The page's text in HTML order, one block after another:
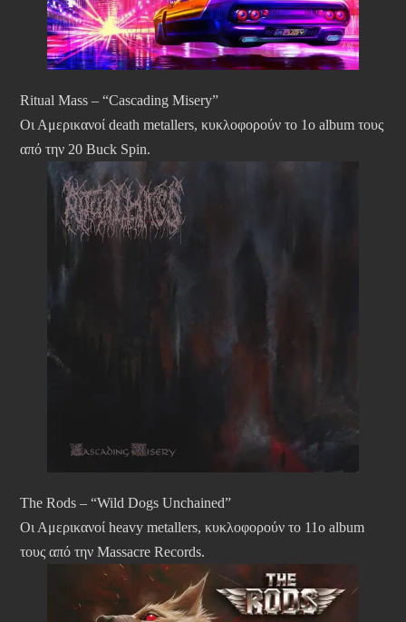
Ritual Mass – “Cascading Misery”
Οι Αμερικανοί death metallers, κυκλοφορούν το 1ο album τους
από την 20 Buck Spin.
The Rods – “Wild Dogs Unchained”
Οι Αμερικανοί heavy metallers, κυκλοφορούν το 11ο album
τους από την Massacre Records.